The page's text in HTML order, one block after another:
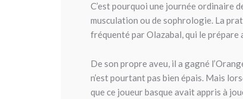
C’est pourquoi une journée ordinaire
musculation ou de sophrologie. La
fréquenté par Olazabal, qui le
De son propre aveu, il a gagné
n’est pourtant pas bien épais. Mais
que ce joueur basque avait appris à